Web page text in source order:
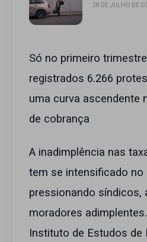
28 DE JULHO DE
Só no primeiro
registrados 6.266
uma curva ascendente
de cobrança
A inadimplência nas
tem se intensificado no
pressionando síndicos,
moradores
Instituto de Estudos de